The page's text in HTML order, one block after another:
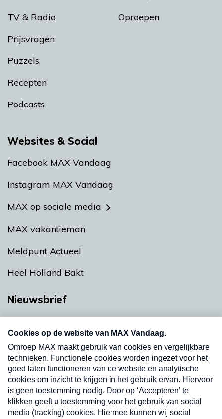
TV & Radio
Prijsvragen
Puzzels
Recepten
Podcasts
Oproepen
Websites & Social
Facebook MAX Vandaag
Instagram MAX Vandaag
MAX op sociale media
MAX vakantieman
Meldpunt Actueel
Heel Holland Bakt
Nieuwsbrief
nieuwsbrief. Elke vrijdag- en dinsdagochtend in
uw mailbox.
Verzend